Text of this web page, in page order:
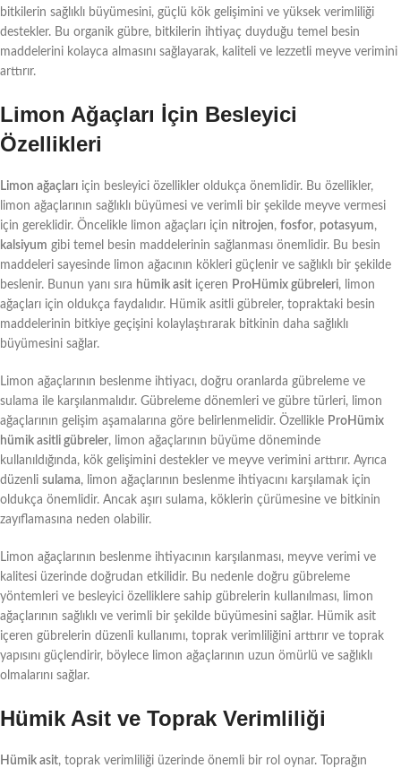
bitkilerin sağlıklı büyümesini, güçlü kök gelişimini ve yüksek verimliliği
destekler. Bu organik gübre, bitkilerin ihtiyaç duyduğu temel besin
maddelerini kolayca almasını sağlayarak, kaliteli ve lezzetli meyve verimini
arttırır.
Limon Ağaçları İçin Besleyici
Özellikleri
Limon ağaçları için besleyici özellikler oldukça önemlidir. Bu özellikler,
limon ağaçlarının sağlıklı büyümesi ve verimli bir şekilde meyve vermesi
için gereklidir. Öncelikle limon ağaçları için nitrojen, fosfor, potasyum,
kalsiyum gibi temel besin maddelerinin sağlanması önemlidir. Bu besin
maddeleri sayesinde limon ağacının kökleri güçlenir ve sağlıklı bir şekilde
beslenir. Bunun yanı sıra hümik asit içeren ProHümix gübreleri, limon
ağaçları için oldukça faydalıdır. Hümik asitli gübreler, topraktaki besin
maddelerinin bitkiye geçişini kolaylaştırarak bitkinin daha sağlıklı
büyümesini sağlar.
Limon ağaçlarının beslenme ihtiyacı, doğru oranlarda gübreleme ve
sulama ile karşılanmalıdır. Gübreleme dönemleri ve gübre türleri, limon
ağaçlarının gelişim aşamalarına göre belirlenmelidir. Özellikle ProHümix
hümik asitli gübreler, limon ağaçlarının büyüme döneminde
kullanıldığında, kök gelişimini destekler ve meyve verimini arttırır. Ayrıca
düzenli sulama, limon ağaçlarının beslenme ihtiyacını karşılamak için
oldukça önemlidir. Ancak aşırı sulama, köklerin çürümesine ve bitkinin
zayıflamasına neden olabilir.
Limon ağaçlarının beslenme ihtiyacının karşılanması, meyve verimi ve
kalitesi üzerinde doğrudan etkilidir. Bu nedenle doğru gübreleme
yöntemleri ve besleyici özelliklere sahip gübrelerin kullanılması, limon
ağaçlarının sağlıklı ve verimli bir şekilde büyümesini sağlar. Hümik asit
içeren gübrelerin düzenli kullanımı, toprak verimliliğini arttırır ve toprak
yapısını güçlendirir, böylece limon ağaçlarının uzun ömürlü ve sağlıklı
olmalarını sağlar.
Hümik Asit ve Toprak Verimliliği
Hümik asit, toprak verimliliği üzerinde önemli bir rol oynar. Toprağın